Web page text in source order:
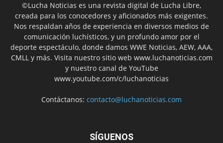
©Lucha Noticias es una revista digital de Lucha Libre,
creada para los conocedores y aficionados más exigentes.
Nos respaldan años de experiencia en diversos medios de
comunicación luchísticos, y un profundo amor por el
deporte espectáculo, donde damos WWE Noticias, AEW, AAA,
CMLL y más. Visita nuestro sitio web www.luchanoticias.com
y nuestro canal de YouTube
www.youtube.com/c/luchanoticias
Contáctanos: contacto@luchanoticias.com
SÍGUENOS